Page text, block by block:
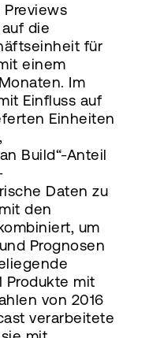
Previews
die
für
einem
Im
Einfluss auf
Einheiten
Build“-Anteil
Daten zu
den
um
Prognosen
Produkte mit
von 2016
verarbeitete